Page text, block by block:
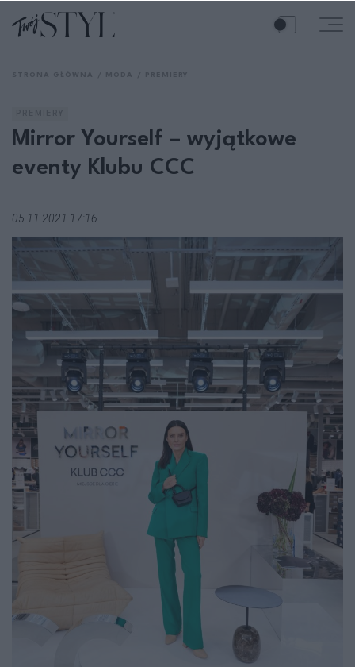
Mirror Yourself – wyjątkowe
eventy Klubu CCC
05.11.2021 17:16